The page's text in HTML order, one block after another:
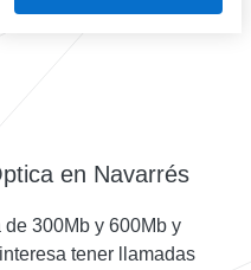
en Navarrés
300Mb y 600Mb y
tener llamadas